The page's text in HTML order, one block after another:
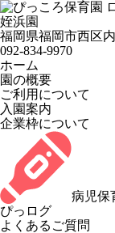
姪浜園
福岡県福岡市西区
092-834-9970
ホーム
園の概要
ご利用について
入園案内
企業枠について
病児保
ぴっログ
よくあるご質問